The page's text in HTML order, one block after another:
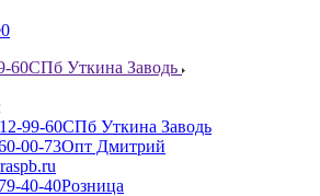
0
60СПб Уткина Заводь
99-60СПб Уткина Заводь
00-73Опт Дмитрий
40-40Розница